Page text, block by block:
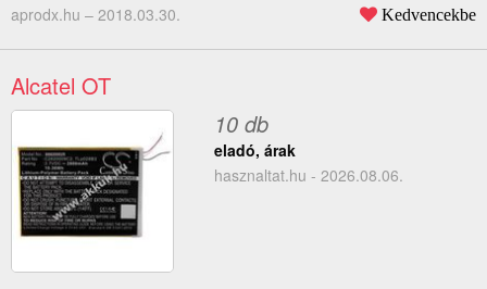
aprodx.hu – 2018.03.30. Kedvencekbe
Alcatel OT
10 db
eladó, árak
hasznaltat.hu - 2026.08.06.